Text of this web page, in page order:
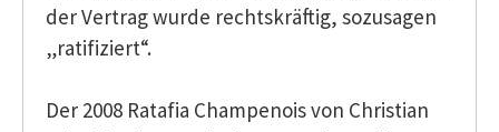
der Vertrag wurde rechtskräftig, sozusagen
„ratifiziert“.
Der 2008 Ratafia Champenois von Christian